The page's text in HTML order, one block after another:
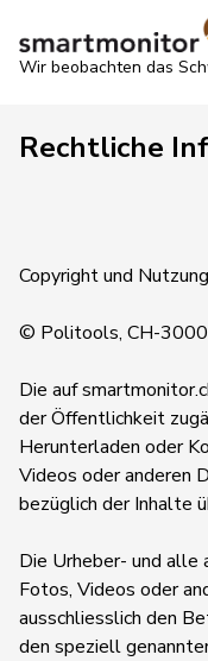
Wir beobachten das
Rechtliche
Copyright und
© Politools, CH-
Die auf
der Öffentlichkeit
Herunterladen oder
Videos oder anderen
bezüglich der Inhalte
Die Urheber- und alle
Fotos, Videos oder
ausschliesslich den
den speziell